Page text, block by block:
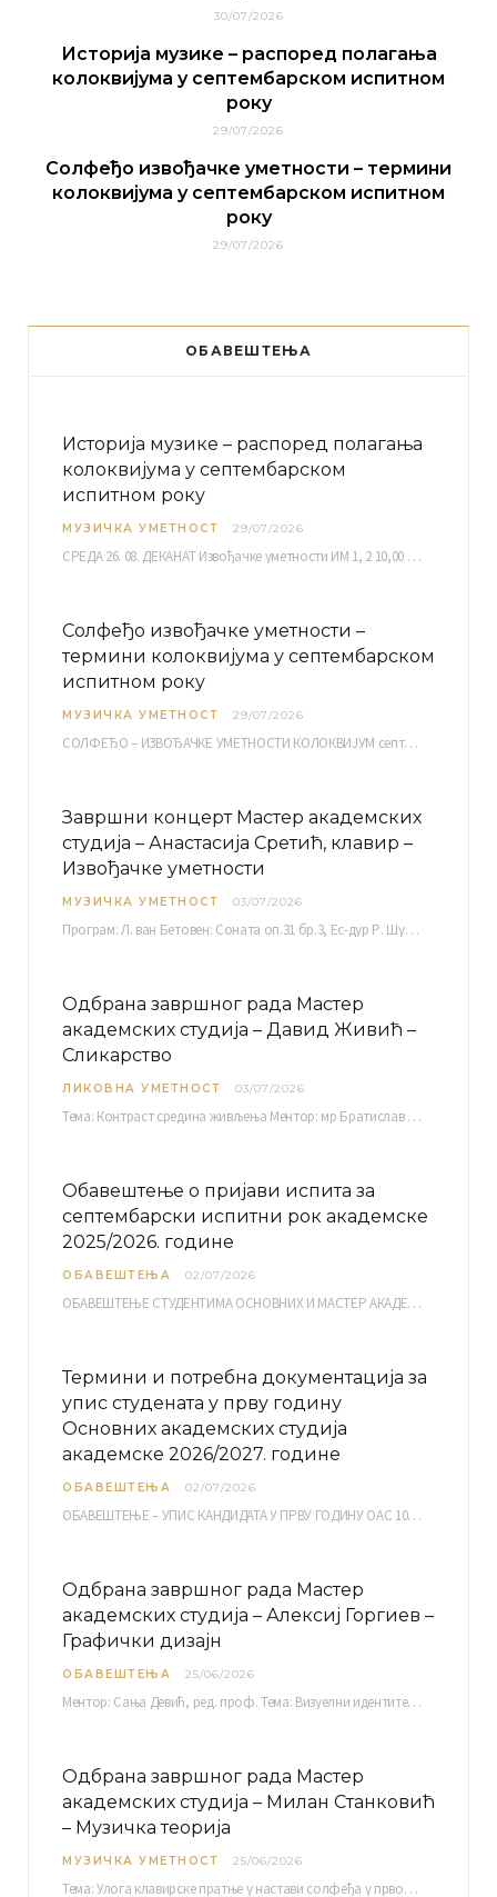
30/07/2026
Историја музике – распоред полагања
колоквијума у септембарском испитном
року
29/07/2026
Солфеђо извођачке уметности – термини
колоквијума у септембарском испитном
року
29/07/2026
ОБАВЕШТЕЊА
Историја музике – распоред полагања
колоквијума у септембарском
испитном року
МУЗИЧКА УМЕТНОСТ 29/07/2026
СРЕДА 26. 08. ДЕКАНАТ Извођачке уметности ИМ 1, 2 10,00 ИМ 3, 4 10,30 ИМ…
Солфеђо извођачке уметности –
термини колоквијума у септембарском
испитном року
МУЗИЧКА УМЕТНОСТ 29/07/2026
СОЛФЕЂО – ИЗВОЂАЧКЕ УМЕТНОСТИ КОЛОКВИЈУМ септембарски испитни рок четвртак, 03.09.2026. уч. бр. 12 ПИСМЕНИ…
Завршни концерт Мастер академских
студија – Анастасија Сретић, клавир –
Извођачке уметности
МУЗИЧКА УМЕТНОСТ 03/07/2026
Програм: Л. ван Бетовен: Соната оп.31 бр.3, Ес-дур Р. Шуман: Бечки карневал оп.26 К. Дебиси:…
Одбрана завршног рада Мастер
академских студија – Давид Живић –
Сликарство
ЛИКОВНА УМЕТНОСТ 03/07/2026
Тема: Контраст средина живљења Ментор: мр Братислав Башић, редовни професор Среда, 08.07.2026. у…
Обавештење о пријави испита за
септембарски испитни рок академске
2025/2026. године
ОБАВЕШТЕЊА 02/07/2026
ОБАВЕШТЕЊЕ СТУДЕНТИМА ОСНОВНИХ И МАСТЕР АКАДЕМСКИХ СТУДИЈА ЕЛЕКТРОНСКА ПРИЈАВА ИСПИТА за септембарски испитни рок за…
Термини и потребна документација за
упис студената у прву годину
Основних академских студија
академске 2026/2027. године
ОБАВЕШТЕЊА 02/07/2026
ОБАВЕШТЕЊЕ – УПИС КАНДИДАТА У ПРВУ ГОДИНУ ОАС 10, 13, 14, 15. и…
Одбрана завршног рада Мастер
академских студија – Алексиј Горгиев –
Графички дизајн
ОБАВЕШТЕЊА 25/06/2026
Ментор: Сања Девић, ред. проф. Тема: Визуелни идентитет линије нутриционистичких производа Vita+: Од амбалаже до мултимедијалне комуникације Петак, 03. 07.…
Одбрана завршног рада Мастер
академских студија – Милан Станковић
– Музичка теорија
МУЗИЧКА УМЕТНОСТ 25/06/2026
Тема: Улога клавирске пратње у настави солфеђа у првом циклусу основне музичке школе Ментор…